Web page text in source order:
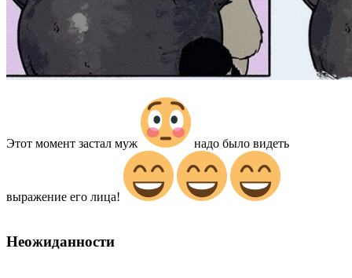
Этот момент застал муж надо было видеть
выражение его лица!
Неожиданности